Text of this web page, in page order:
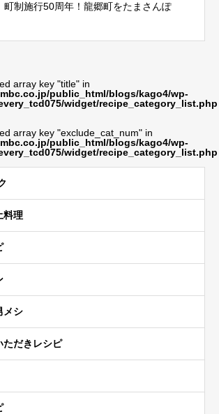
町制施行50周年！龍郷町をたまさんぽ
array key "title" in
public_html/blogs/kago4/wp-
widget/recipe_category_list.php
array key "exclude_cat_num" in
public_html/blogs/kago4/wp-
widget/recipe_category_list.php
料理
メシ
ただきレシピ